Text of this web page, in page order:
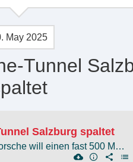
May 2025
Tunnel
Salzburg spaltet
Milliardär Wolfgang Porsche will einen fast 500 Meter langen Privattunnel durch den Kapuzinerberg. Wie das die Stadtpolitik spaltet und Aktivisten aufbringt